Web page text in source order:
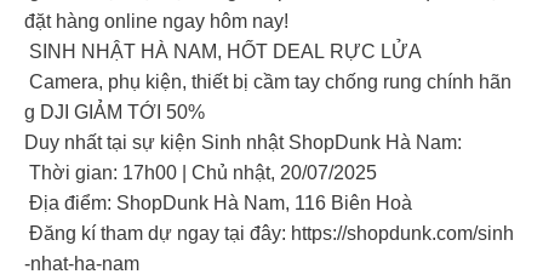
đặt hàng online ngay hôm nay!
SINH NHẬT HÀ NAM, HỐT DEAL RỰC LỬA
Camera, phụ kiện, thiết bị cầm tay chống rung chính hãn
g DJI GIẢM TỚI 50%
Duy nhất tại sự kiện Sinh nhật ShopDunk Hà Nam:
Thời gian: 17h00 | Chủ nhật, 20/07/2025
Địa điểm: ShopDunk Hà Nam, 116 Biên Hoà
Đăng kí tham dự ngay tại đây: https://shopdunk.com/sinh
-nhat-ha-nam